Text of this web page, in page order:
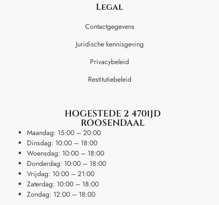
Legal
Contactgegevens
Juridische kennisgeving
Privacybeleid
Restitutiebeleid
HOGESTEDE 2 4701JD
ROOSENDAAL
Maandag: 15:00 – 20:00
Dinsdag: 10:00 – 18:00
Woensdag: 10:00 – 18:00
Donderdag: 10:00 – 18:00
Vrijdag: 10:00 – 21:00
Zaterdag: 10:00 – 18:00
Zondag: 12:00 – 18:00